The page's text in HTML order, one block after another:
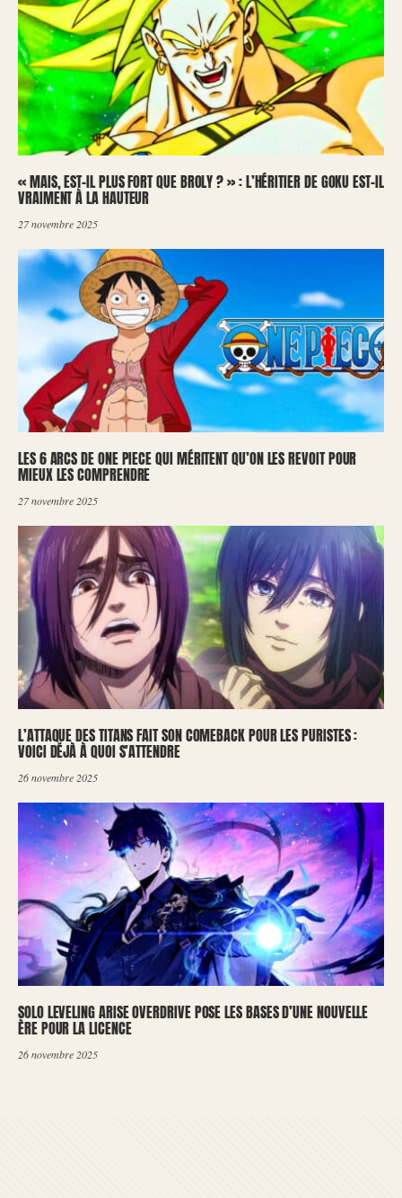
« MAIS, EST-IL PLUS FORT QUE BROLY ? » : L’HÉRITIER DE GOKU EST-IL
VRAIMENT À LA HAUTEUR
27 novembre 2025
LES 6 ARCS DE ONE PIECE QUI MÉRITENT QU’ON LES REVOIT POUR
MIEUX LES COMPRENDRE
27 novembre 2025
L’ATTAQUE DES TITANS FAIT SON COMEBACK POUR LES PURISTES :
VOICI DÉJÀ À QUOI S’ATTENDRE
26 novembre 2025
SOLO LEVELING ARISE OVERDRIVE POSE LES BASES D’UNE NOUVELLE
ÈRE POUR LA LICENCE
26 novembre 2025